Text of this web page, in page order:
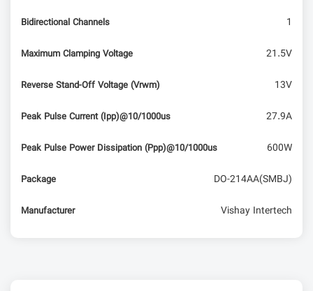
Bidirectional Channels 1
Maximum Clamping Voltage 21.5V
Reverse Stand-Off Voltage (Vrwm) 13V
Peak Pulse Current (Ipp)@10/1000us 27.9A
Peak Pulse Power Dissipation (Ppp)@10/1000us 600W
Package DO-214AA(SMBJ)
Manufacturer Vishay Intertech